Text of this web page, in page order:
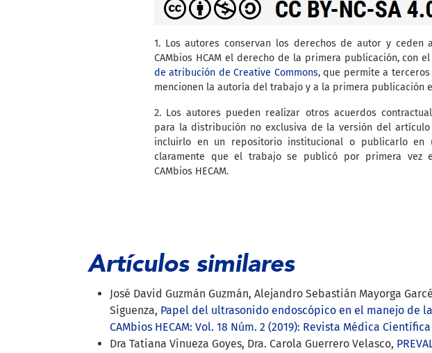
1. Los autores conservan los derechos de autor y ceden a
CAMbios HCAM el derecho de la primera publicación, con
de atribución de Creative Commons, que permite a
mencionen la autoría del trabajo y a la primera publicación
2. Los autores pueden realizar otros acuerdos
para la distribución no exclusiva de la versión del
incluirlo en un repositorio institucional o publicarlo en
claramente que el trabajo se publicó por primera vez en
CAMbios HECAM.
Artículos similares
José David Guzmán Guzmán, Alejandro Sebastián Mayorga
Siguenza, Papel del ultrasonido endoscópico en el manejo de
CAMbios HECAM: Vol. 18 Núm. 2 (2019): Revista Médica
Dra Tatiana Vinueza Goyes, Dra. Carola Guerrero Velasco,